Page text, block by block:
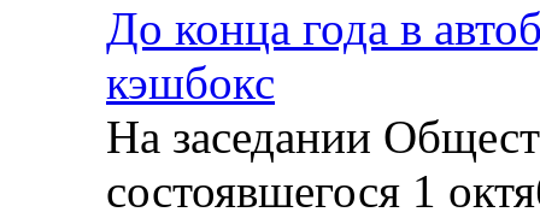
До конца года в
кэшбокс
На заседании
состоявшегося 1